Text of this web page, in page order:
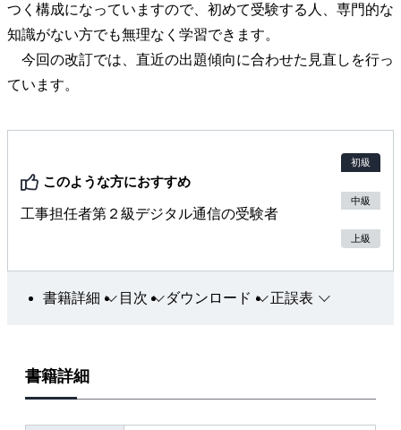
つく構成になっていますので、初めて受験する人、専門的な
知識がない方でも無理なく学習できます。
今回の改訂では、直近の出題傾向に合わせた見直しを行っ
ています。
このような方におすすめ
工事担任者第２級デジタル通信の受験者
初級
中級
上級
書籍詳細 目次 ダウンロード 正誤表
書籍詳細